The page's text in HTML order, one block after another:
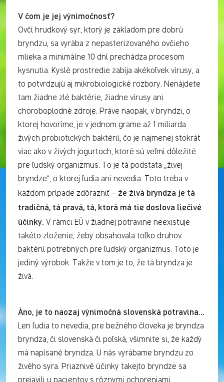
V čom je jej výnimočnosť?
Ovčí hrudkový syr, ktorý je základom pre dobrú
bryndzu, sa vyrába z nepasterizovaného ovčieho
mlieka a minimálne 10 dní prechádza procesom
kysnutia. Kyslé prostredie zabíja akékoľvek vírusy, a
to potvrdzujú aj mikrobiologické rozbory. Nenájdete
tam žiadne zlé baktérie, žiadne vírusy ani
choroboplodné zdroje. Práve naopak, v bryndzi, o
ktorej hovoríme, je v jednom grame až 1 miliarda
živých probiotických baktérií, čo je najmenej stokrát
viac ako v živých jogurtoch, ktoré sú veľmi dôležité
pre ľudský organizmus. To je tá podstata „živej
bryndze“, o ktorej ľudia ani nevedia. Toto treba v
každom prípade zdôrazniť – že živá bryndza je tá
tradičná, tá pravá, tá, ktorá má tie doslova liečivé
účinky. V rámci EÚ v žiadnej potravine neexistuje
takéto zloženie, žeby obsahovala toľko druhov
baktérií potrebných pre ľudský organizmus. Toto je
jediný výrobok. Takže v tom je to, že tá bryndza je
živá.
Áno, je to naozaj výnimočná slovenská potravina…
Len ľudia to nevedia, pre bežného človeka je bryndza
bryndza, či slovenská či poľská, všimnite si, že každý
má napísané bryndza. U nás vyrábame bryndzu zo
živého syra. Priaznivé účinky takejto bryndze sa
prejavili u pacientov s rôznymi ochoreniami.